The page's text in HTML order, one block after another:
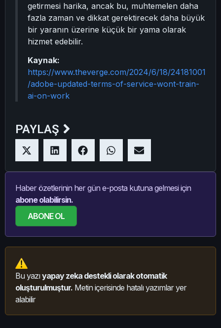
getirmesi harika, ancak bu, muhtemelen daha
fazla zaman ve dikkat gerektirecek daha büyük
bir yaranın üzerine küçük bir yama olarak
hizmet edebilir.
Kaynak:
https://www.theverge.com/2024/6/18/24181001
/adobe-updated-terms-of-service-wont-train-
ai-on-work
PAYLAŞ
Haber özetlerinin her gün e-posta kutuna gelmesi için
abone olabilirsin.
ABONE OL
Bu yazıyapay zeka destekli olarak otomatik
oluşturulmuştur. Metin içerisinde hatalı yazımlar yer
alabilir